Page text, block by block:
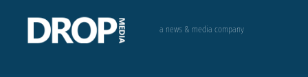
a news & media company